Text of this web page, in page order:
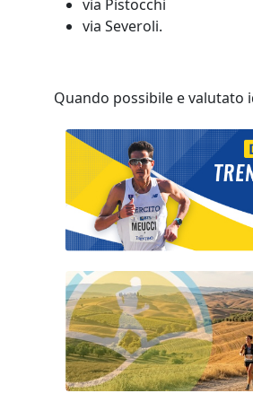
via Pistocchi
via Severoli.
Quando possibile e